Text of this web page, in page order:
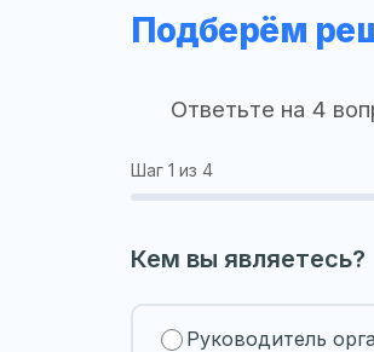
Подберём
Ответьте на 4
Шаг 1 из 4
Кем вы являетесь?
Руководитель